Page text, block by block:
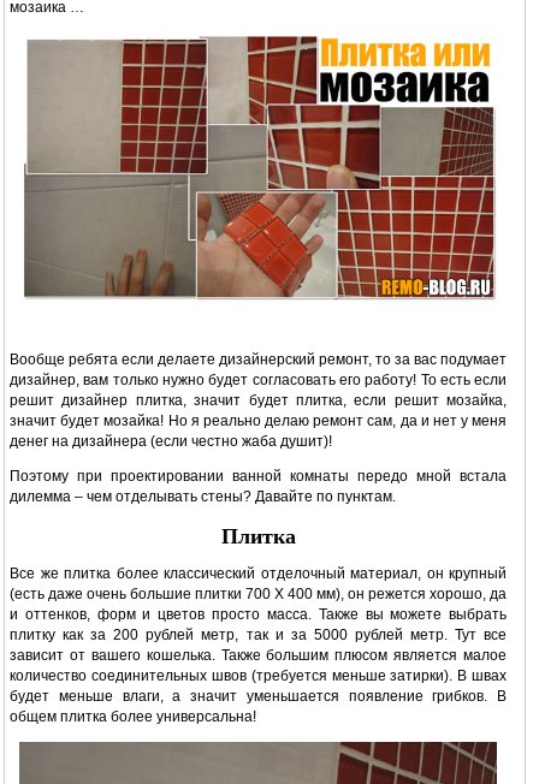
мозаика …
Вообще ребята если делаете дизайнерский ремонт, то за вас подумает
дизайнер, вам только нужно будет согласовать его работу! То есть если
решит дизайнер плитка, значит будет плитка, если решит мозайка,
значит будет мозайка! Но я реально делаю ремонт сам, да и нет у меня
денег на дизайнера (если честно жаба душит)!
Поэтому при проектировании ванной комнаты передо мной встала
дилемма – чем отделывать стены? Давайте по пунктам.
Плитка
Все же плитка более классический отделочный материал, он крупный
(есть даже очень большие плитки 700 Х 400 мм), он режется хорошо, да
и оттенков, форм и цветов просто масса. Также вы можете выбрать
плитку как за 200 рублей метр, так и за 5000 рублей метр. Тут все
зависит от вашего кошелька. Также большим плюсом является малое
количество соединительных швов (требуется меньше затирки). В швах
будет меньше влаги, а значит уменьшается появление грибков. В
общем плитка более универсальна!